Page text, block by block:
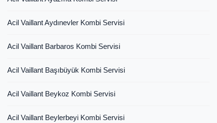
Acil Vaillant Aydınevler Kombi Servisi
Acil Vaillant Barbaros Kombi Servisi
Acil Vaillant Başıbüyük Kombi Servisi
Acil Vaillant Beykoz Kombi Servisi
Acil Vaillant Beylerbeyi Kombi Servisi